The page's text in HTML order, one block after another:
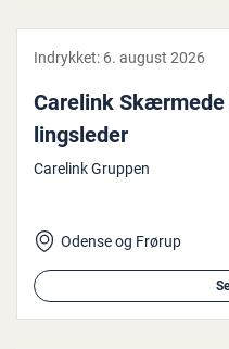
Indrykket: 6. august 2026
Carelink
lings­le­der
Carelink Gruppen
Odense og Frørup